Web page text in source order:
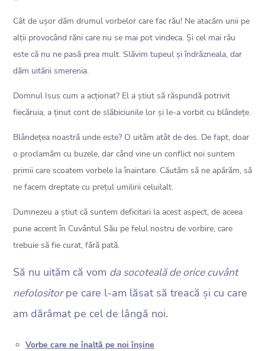
Cât de ușor dăm drumul vorbelor care fac rău! Ne atacăm unii pe
alții provocând răni care nu se mai pot vindeca. Și cel mai rău
este că nu ne pasă prea mult. Slăvim tupeul și îndrăzneala, dar
dăm uitării smerenia.
Domnul Isus cum a acționat? El a știut să răspundă potrivit
fiecăruia, a ținut cont de slăbiciunile lor și le-a vorbit cu blândețe.
Blândețea noastră unde este? O uităm atât de des. De fapt, doar
o proclamăm cu buzele, dar când vine un conflict noi suntem
primii care scoatem vorbele la înaintare. Căutăm să ne apărăm, să
ne facem dreptate cu prețul umilirii celuilalt.
Dumnezeu a știut că suntem deficitari la acest aspect, de aceea
pune accent în Cuvântul Său pe felul nostru de vorbire, care
trebuie să fie curat, fără pată.
Să nu uităm că vom da socoteală de orice cuvânt
nefolositorpe care l-am lăsat să treacă și cu care
am dărâmat pe cel de lângă noi.
Vorbe care ne înalță pe noi înșine